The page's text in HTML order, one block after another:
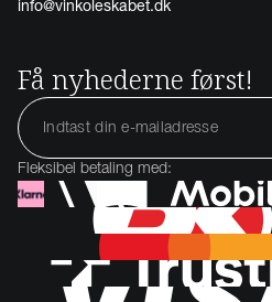
info@vinkoleskabet.dk
Få nyhederne først!
Fleksibel betaling med: